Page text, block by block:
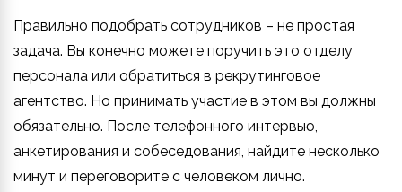
Правильно подобрать сотрудников – не простая
задача. Вы конечно можете поручить это отделу
персонала или обратиться в рекрутинговое
агентство. Но принимать участие в этом вы должны
обязательно. После телефонного интервью,
анкетирования и собеседования, найдите несколько
минут и переговорите с человеком лично.